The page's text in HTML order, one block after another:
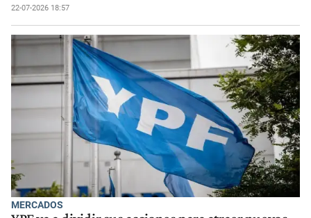
22-07-2026 18:57
MERCADOS